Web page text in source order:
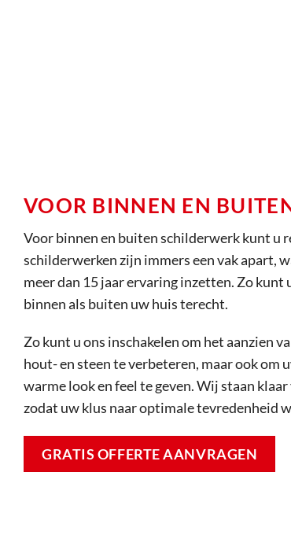
VOOR BINNEN EN
Voor binnen en buiten schilderwerk kunt u
schilderwerken zijn immers een vak apart,
meer dan 15 jaar ervaring inzetten. Zo
binnen als buiten uw huis terecht.
Zo kunt u ons inschakelen om het aanzien
hout- en steen te verbeteren, maar ook om
warme look en feel te geven. Wij staan
zodat uw klus naar optimale tevredenheid
GRATIS OFFERTE AANVRAGEN